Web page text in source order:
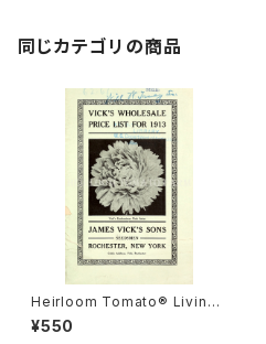
同じカテゴリの商品
Heirloom Tomato® Livings
ton's Crimson Globe エアル
ーム・トマト・リビングストンズ・
¥550